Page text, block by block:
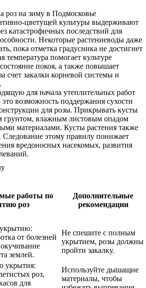
роз на зиму в Подмосковье
цветущей культуры выдерживают
катастрофичных последствий для
Некоторые растениеводы даже
пока отметка градусника не достигнет
температура помогает культуре
покоя, а также повышает
счет закалки корневой системы и
для начала утеплительных работ
возможность поддержания сухости
для розы. Прикрывать кусты
грунтом, влажным листовым опадом
материалами. Кусты растения также
этому правилу понижает
вредоносных насекомых, развития
работы по
роз
Дополнительные
рекомендации
от болезней
землей.
Не спешите с полным
укрытием, розы должны
пройти закалку.
укрытия:
роз,
для
Используйте дышащие
материалы, чтобы